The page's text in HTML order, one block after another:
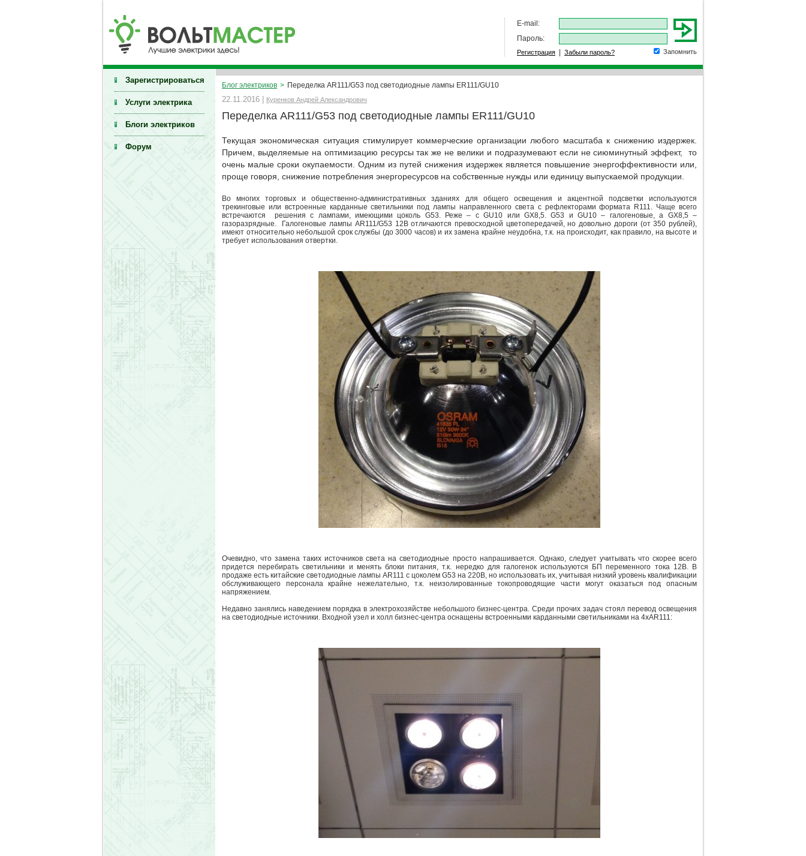
E-mail:
Пароль:
Запомнить
Регистрация Забыли пароль?
Зарегистрироваться
Услуги электрика
Блоги электриков
Форум
Блог электриков > Переделка AR111/G53 под светодиодные лампы ER111/GU10
22.11.2016 |
Куренков Андрей Александрович
Переделка AR111/G53 под светодиодные лампы ER111/GU10
Текущая экономическая ситуация стимулирует коммерческие организации любого масштаба к снижению издержек.
Причем, выделяемые на оптимизацию ресурсы так же не велики и подразумевают если не сиюминутный эффект, то
очень малые сроки окупаемости. Одним из путей снижения издержек является повышение энергоффективности или,
проще говоря, снижение потребления энергоресурсов на собственные нужды или единицу выпускаемой продукции.
Во многих торговых и общественно-административных зданиях для общего освещения и акцентной подсветки используются
трекинговые или встроенные карданные светильники под лампы направленного света с рефлекторами формата R111. Чаще всего
встречаются решения с лампами, имеющими цоколь G53. Реже – с GU10 или GX8,5. G53 и GU10 – галогеновые, а GX8,5 –
газоразрядные. Галогеновые лампы AR111/G53 12В отличаются превосходной цветопередачей, но довольно дороги (от 350 рублей),
имеют относительно небольшой срок службы (до 3000 часов) и их замена крайне неудобна, т.к. на происходит, как правило, на высоте и
требует использования отвертки.
Очевидно, что замена таких источников света на светодиодные просто напрашивается. Однако, следует учитывать что скорее всего
придется перебирать светильники и менять блоки питания, т.к. нередко для галогенок используются БП переменного тока 12В. В
продаже есть китайские светодиодные лампы AR111 с цоколем G53 на 220В, но использовать их, учитывая низкий уровень квалификации
обслуживающего персонала крайне нежелательно, т.к. неизолированные токопроводящие части могут оказаться под опасным
напряжением.
Недавно занялись наведением порядка в электрохозяйстве небольшого бизнес-центра. Среди прочих задач стоял перевод освещения
на светодиодные источники. Входной узел и холл бизнес-центра оснащены встроенными карданными светильниками на 4хAR111: